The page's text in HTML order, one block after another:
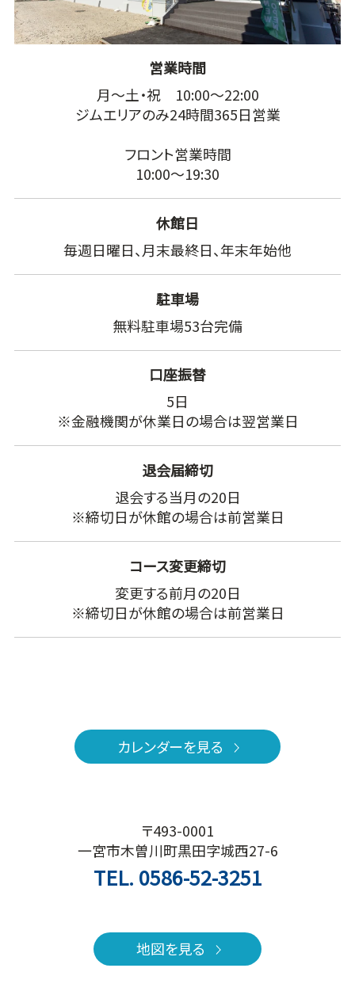
営業時間
月～土・祝 10:00～22:00
ジムエリアのみ24時間365日営業
フロント営業時間
10:00～19:30
休館日
毎週日曜日、月末最終日、年末年始他
駐車場
無料駐車場53台完備
口座振替
5日
※金融機関が休業日の場合は翌営業日
退会届締切
退会する当月の20日
※締切日が休館の場合は前営業日
コース変更締切
変更する前月の20日
※締切日が休館の場合は前営業日
カレンダーを見る
〒493-0001
一宮市木曽川町黒田字城西27-6
TEL. 0586-52-3251
地図を見る